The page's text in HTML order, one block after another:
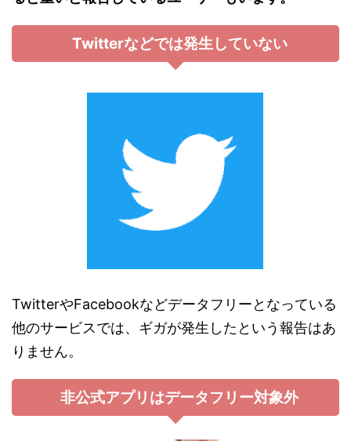
Twitterなどでは発生していない
TwitterやFacebookなどデータフリーとなっている
他のサービスでは、ギガが発生したという報告はあ
りません。
非公式アプリはデータフリー対象外